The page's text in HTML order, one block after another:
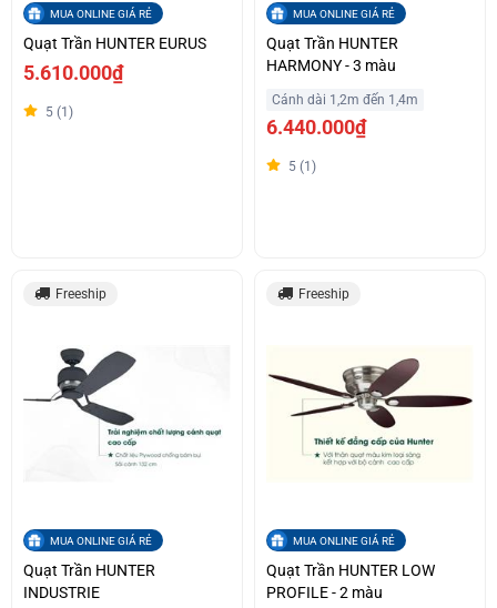
MUA ONLINE GIÁ RẺ
Quạt Trần HUNTER EURUS
5.610.000₫
5 (1)
MUA ONLINE GIÁ RẺ
Quạt Trần HUNTER
HARMONY - 3 màu
Cánh dài 1,2m đến 1,4m
6.440.000₫
5 (1)
Freeship
MUA ONLINE GIÁ RẺ
Quạt Trần HUNTER
INDUSTRIE
Freeship
MUA ONLINE GIÁ RẺ
Quạt Trần HUNTER LOW
PROFILE - 2 màu